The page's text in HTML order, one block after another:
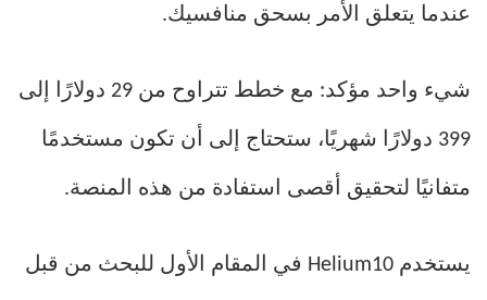
عندما يتعلق الأمر بسحق منافسيك.
شيء واحد مؤكد: مع خطط تتراوح من 29 دولارًا إلى
399 دولارًا شهريًا، ستحتاج إلى أن تكون مستخدمًا
متفانيًا لتحقيق أقصى استفادة من هذه المنصة.
يستخدم Helium10 في المقام الأول للبحث من قبل